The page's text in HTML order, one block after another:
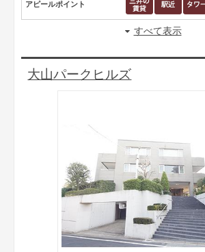
アピールポイント
すべて表示
大山パークヒルズ